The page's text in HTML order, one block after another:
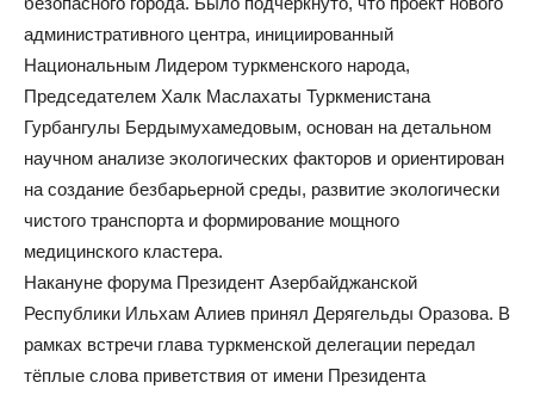
административного центра, инициированный
Национальным Лидером туркменского народа,
Председателем Халк Маслахаты Туркменистана
Гурбангулы Бердымухамедовым, основан на детальном
научном анализе экологических факторов и ориентирован
на создание безбарьерной среды, развитие экологически
чистого транспорта и формирование мощного
медицинского кластера.
Накануне форума Президент Азербайджанской
Республики Ильхам Алиев принял Дерягельды Оразова. В
рамках встречи глава туркменской делегации передал
тёплые слова приветствия от имени Президента